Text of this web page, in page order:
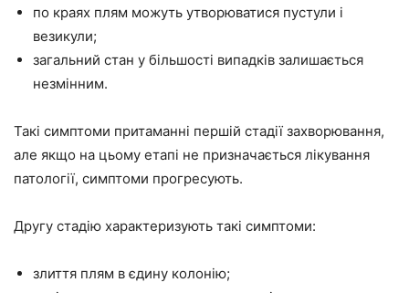
по краях плям можуть утворюватися пустули і
везикули;
загальний стан у більшості випадків залишається
незмінним.
Такі симптоми притаманні першій стадії захворювання,
але якщо на цьому етапі не призначається лікування
патології, симптоми прогресують.
Другу стадію характеризують такі симптоми:
злиття плям в єдину колонію;